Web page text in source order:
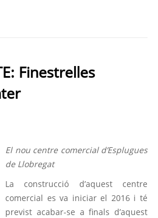
Finestrelles
El nou centre comercial d’Esplugues
de Llobregat
La construcció d’aquest centre
comercial es va iniciar el 2016 i té
previst acabar-se a finals d’aquest